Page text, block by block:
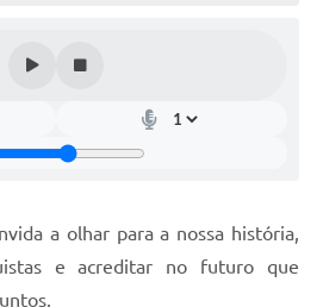
a olhar para a nossa história,
e acreditar no futuro que